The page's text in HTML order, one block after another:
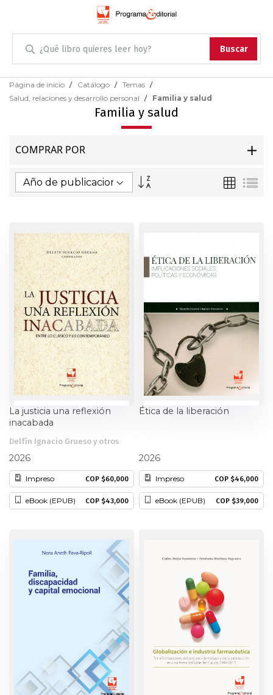
Buscar
Administración
Antropología
Ciencias
Ciencia política
Ciencias Sociales
Conflicto Armado
Construcción de paz
Derecho
Desarrollo
Diseño
Economía
Estudios culturales
Estudios editoriales
Estudios regionales
Filosofía
Skip
Content
Página de inicio Catálogo
Temas
Salud, relaciones y desarrollo personal
Familia y salud
Familia y salud
COMPRAR POR
Dirección
Parrilla
La justicia una reflexión
inacabada
Delfín Ignacio Grueso y otros
2026
Impreso COP $60,000
eBook (EPUB) COP $43,000
Ética de la liberación
2026
Impreso COP $46,000
eBook (EPUB) COP $39,000